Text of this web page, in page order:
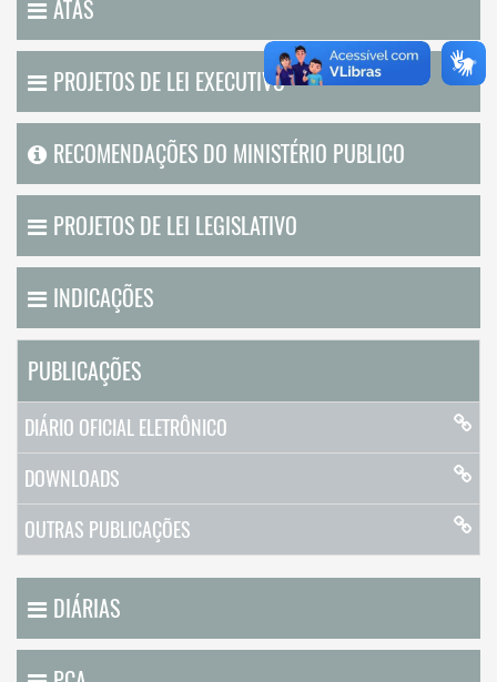
ATAS
PROJETOS DE LEI EXECUTIVO
RECOMENDAÇÕES DO MINISTÉRIO PUBLICO
PROJETOS DE LEI LEGISLATIVO
INDICAÇÕES
PUBLICAÇÕES
DIÁRIO OFICIAL ELETRÔNICO
DOWNLOADS
OUTRAS PUBLICAÇÕES
DIÁRIAS